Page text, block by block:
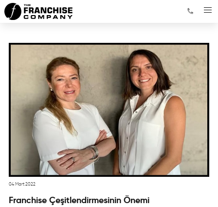
04 Mart 2022
Franchise Çeşitlendirmesinin Önemi